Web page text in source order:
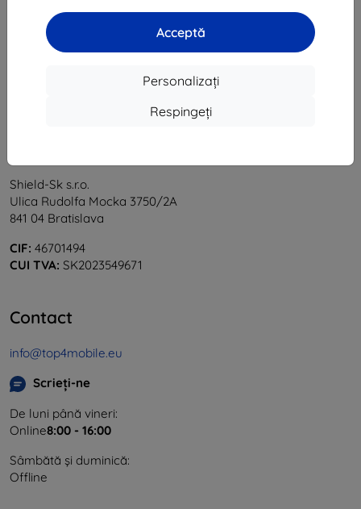
Acceptă
Personalizați
Respingeți
din total
«
Shield-Sk s.r.o.
Ulica Rudolfa Mocka 3750/2A
841 04 Bratislava
CIF: 46701494
CUI TVA: SK2023549671
Contact
info@top4mobile.eu
Scrieți-ne
De luni până vineri:
Online8:00 - 16:00
Sâmbătă și duminică:
Offline